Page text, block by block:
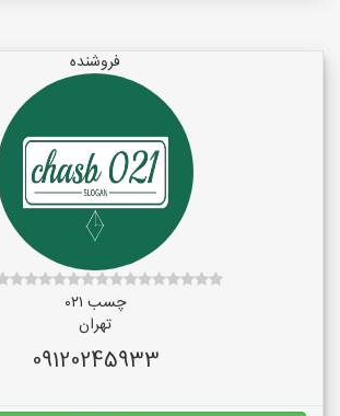
فروشنده
چسب ۰۲۱
تهران
09120245933